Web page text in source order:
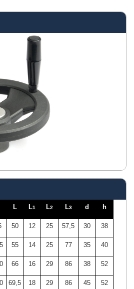
L L1 L2 L3 d h
50 12 25 57,5 30 38
55 14 25 77 35 40
66 16 29 86 38 52
69,5 18 29 86 45 52